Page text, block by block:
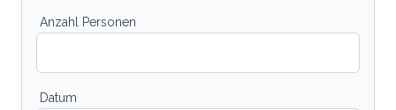
Anzahl Personen
Datum